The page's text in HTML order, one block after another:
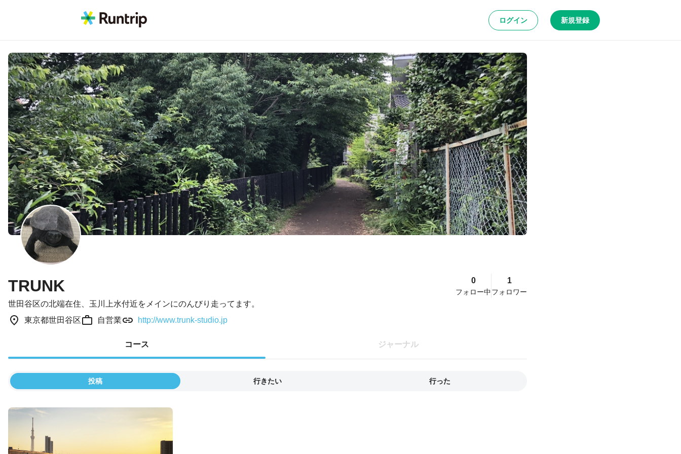
ログイン 新規登録
TRUNK 0
フォロー中
1
フォロワー
世田谷区の北端在住、玉川上水付近をメインにのんびり走ってます。
東京都世田谷区
自営業 http://www.trunk-studio.jp
コース ジャーナル
投稿 行きたい 行った